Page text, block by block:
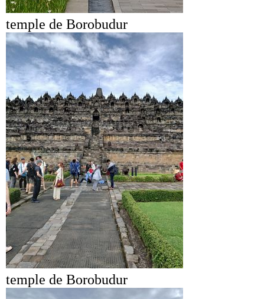
temple de Borobudur
temple de Borobudur